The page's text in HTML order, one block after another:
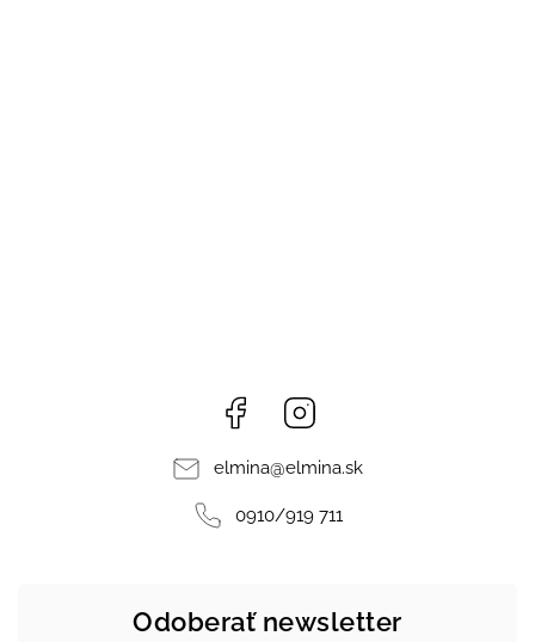
Facebook
elmina@elmina.sk
0910/919 711
Odoberať newsletter